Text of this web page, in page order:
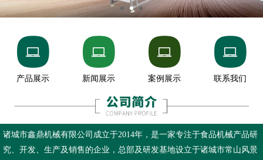


产品展示


新闻展示


案例展示


联系我们
诸城市鑫鼎机械有限公司成立于2014年，是一家专注于食品机械产品研
究、开发、生产及销售的企业，总部及研发基地设立于诸城市常山风景